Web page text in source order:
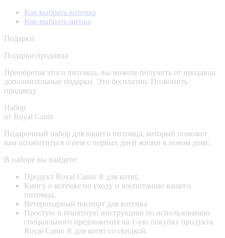
Как выбрать котенка
Как выбрать щенка
Подарки
Подарки продавца
Приобретая этого питомца, вы можете получить от продавца
дополнительные подарки. Это бесплатно. Позвонить
продавцу
Набор
от Royal Canin
Подарочный набор для вашего питомца, который поможет
вам позаботиться о нем с первых дней жизни в новом доме.
В наборе вы найдете:
Продукт Royal Canin ® для котят,
Книгу о котенке по уходу и воспитанию вашего
питомца,
Ветеринарный паспорт для котенка
Простую и понятную инструкцию по использованию
специального предложения на 1-ую покупку продукта
Royal Canin ® для котят со скидкой.